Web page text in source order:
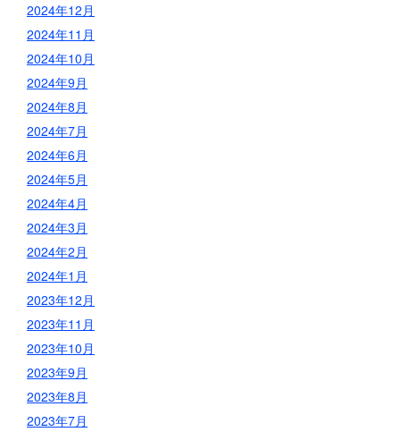
2024年12月
2024年11月
2024年10月
2024年9月
2024年8月
2024年7月
2024年6月
2024年5月
2024年4月
2024年3月
2024年2月
2024年1月
2023年12月
2023年11月
2023年10月
2023年9月
2023年8月
2023年7月